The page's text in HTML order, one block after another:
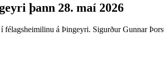
þann 28. maí 2026
á Þingeyri. Sigurður Gunnar